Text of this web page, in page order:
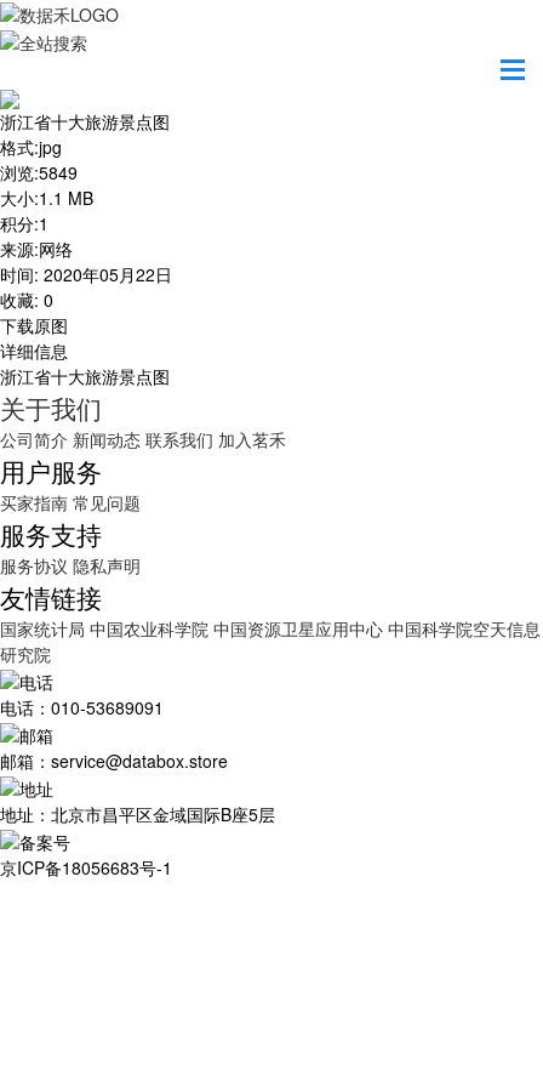
浙江省十大旅游景点图
格式:jpg
浏览:5849
大小:1.1 MB
积分:1
来源:网络
时间: 2020年05月22日
收藏: 0
下载原图
详细信息
浙江省十大旅游景点图
关于我们
公司简介 新闻动态 联系我们 加入茗禾
用户服务
买家指南 常见问题
服务支持
服务协议 隐私声明
友情链接
国家统计局 中国农业科学院 中国资源卫星应用中心 中国科学院空天信息
研究院
电话：010-53689091
邮箱：service@databox.store
地址：北京市昌平区金域国际B座5层
京ICP备18056683号-1